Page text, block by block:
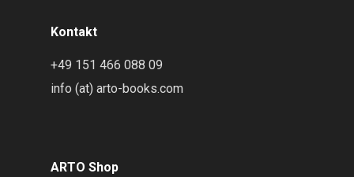
Kontakt
+49 151 466 088 09
info (at) arto-books.com
ARTO Shop